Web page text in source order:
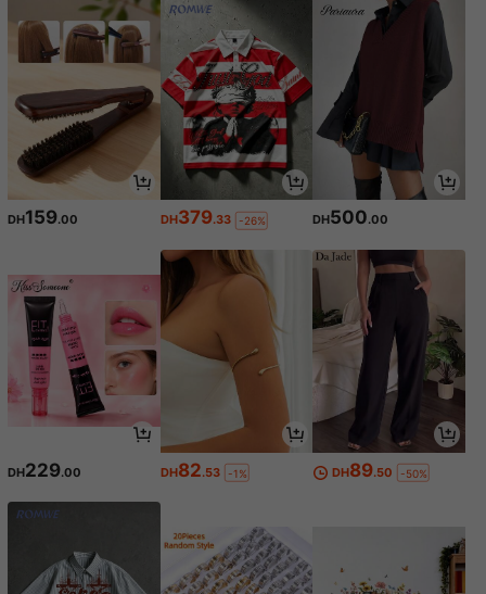
DH159.00 DH379.33 -26% DH500.00
DH229.00 DH82.53 -1% DH89.50 -50%